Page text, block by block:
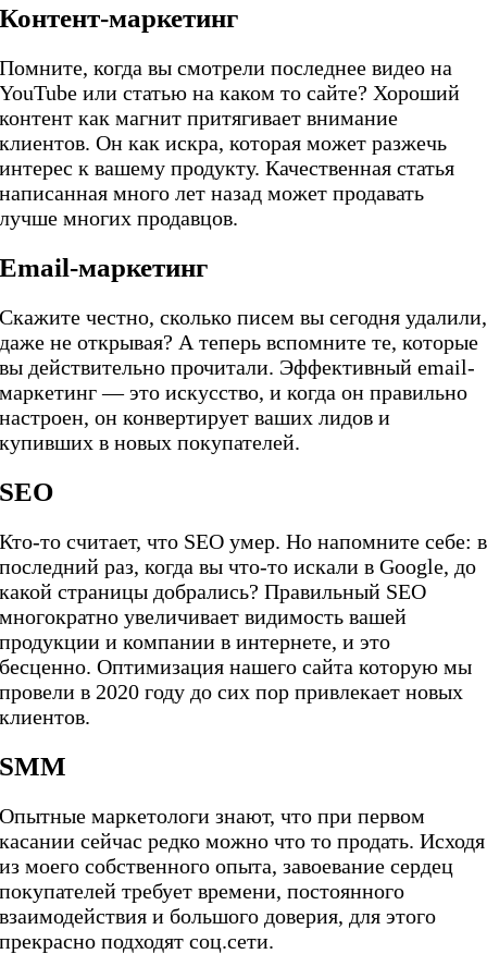
Контент-маркетинг
Помните, когда вы смотрели последнее видео на
YouTube или статью на каком то сайте? Хороший
контент как магнит притягивает внимание
клиентов. Он как искра, которая может разжечь
интерес к вашему продукту. Качественная статья
написанная много лет назад может продавать
лучше многих продавцов.
Email-маркетинг
Скажите честно, сколько писем вы сегодня удалили,
даже не открывая? А теперь вспомните те, которые
вы действительно прочитали. Эффективный email-
маркетинг — это искусство, и когда он правильно
настроен, он конвертирует ваших лидов и
купивших в новых покупателей.
SEO
Кто-то считает, что SEO умер. Но напомните себе: в
последний раз, когда вы что-то искали в Google, до
какой страницы добрались? Правильный SEO
многократно увеличивает видимость вашей
продукции и компании в интернете, и это
бесценно. Оптимизация нашего сайта которую мы
провели в 2020 году до сих пор привлекает новых
клиентов.
SMM
Опытные маркетологи знают, что при первом
касании сейчас редко можно что то продать. Исходя
из моего собственного опыта, завоевание сердец
покупателей требует времени, постоянного
взаимодействия и большого доверия, для этого
прекрасно подходят соц.сети.